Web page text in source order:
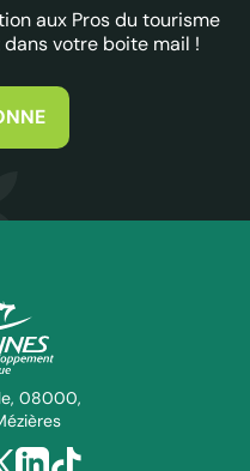
aux Pros du tourisme
votre boite mail !
des Ardennes Pro
08000,